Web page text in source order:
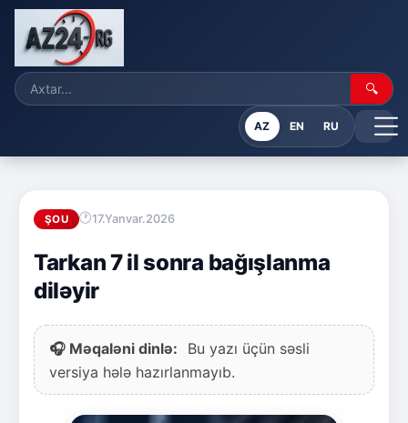
🔍
AZ EN RU
ŞOU 17.Yanvar.2026
Tarkan 7 il sonra bağışlanma
diləyir
🎧 Məqaləni dinlə:
Bu yazı üçün səsli
versiya hələ hazırlanmayıb.